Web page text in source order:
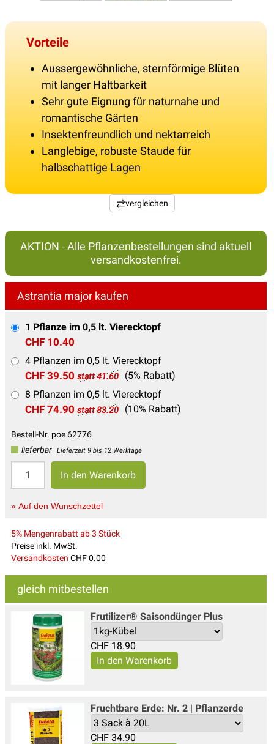
Vorteile
Aussergewöhnliche, sternförmige Blüten
mit langer Haltbarkeit
Sehr gute Eignung für naturnahe und
romantische Gärten
Insektenfreundlich und nektarreich
Langlebige, robuste Staude für
halbschattige Lagen
vergleichen
AKTION - Alle Pflanzenbestellungen sind aktuell
versandkostenfrei.
Astrantia major kaufen
1 Pflanze im 0,5 lt. Vierecktopf
CHF 10.40
4 Pflanzen im 0,5 lt. Vierecktopf
CHF 39.50 statt 41.60
(5% Rabatt)
8 Pflanzen im 0,5 lt. Vierecktopf
CHF 74.90 statt 83.20 (10% Rabatt)
Bestell-Nr. poe 62776
lieferbar
Lieferzeit 9 bis 12 Werktage
» Auf den Wunschzettel
5% Mengenrabatt ab 3 Stück
Preise inkl. MwSt.
Versandkosten CHF 0.00
gleich mitbestellen
Frutilizer® Saisondünger Plus
CHF 18.90
Fruchtbare Erde: Nr. 2 | Pflanzerde
CHF 34.90